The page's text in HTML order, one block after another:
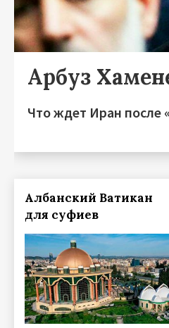
Арбуз
Что ждет Иран после
Албанский Ватикан
для суфиев